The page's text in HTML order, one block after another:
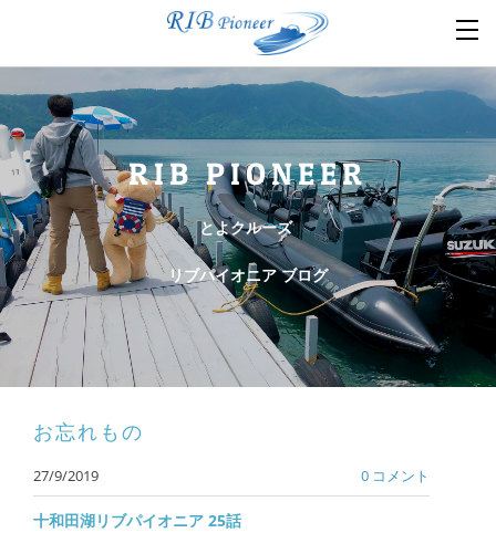
RIB PIONEER
とよクルーズ
リブパイオニア ブログ
お忘れもの
27/9/2019 0 コメント
十和田湖リブパイオニア 25話